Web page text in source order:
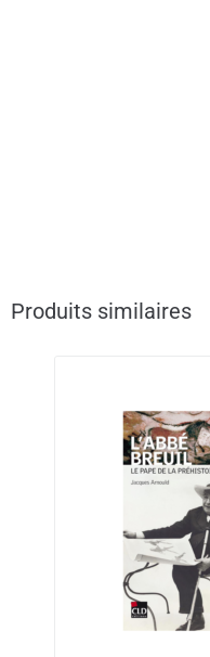
Produits similaires